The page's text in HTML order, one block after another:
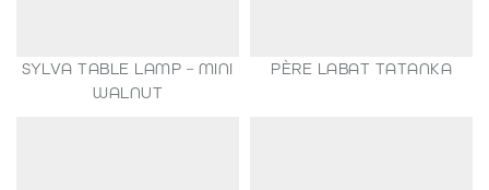
SYLVA TABLE LAMP – MINI
WALNUT
PÈRE LABAT TATANKA